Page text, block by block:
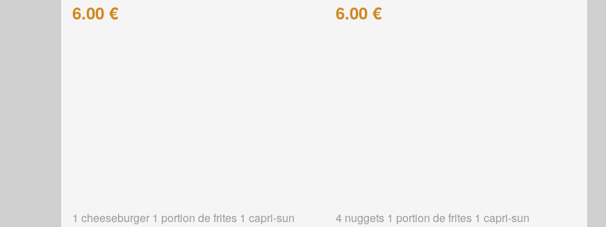
6.00 €
1 cheeseburger 1 portion de frites 1 capri-sun
6.00 €
4 nuggets 1 portion de frites 1 capri-sun